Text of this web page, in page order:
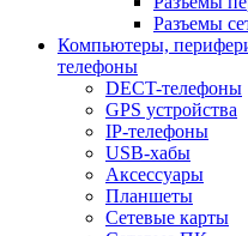
Разъемы
Компьютеры,
телефоны
DECT-телефоны
GPS устройства
IP-телефоны
USB-хабы
Аксессуары
Планшеты
Сетевые карты